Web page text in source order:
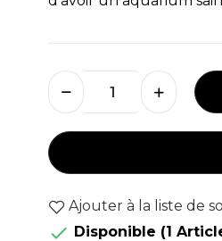
Ajouter à la liste de
 Disponible (1